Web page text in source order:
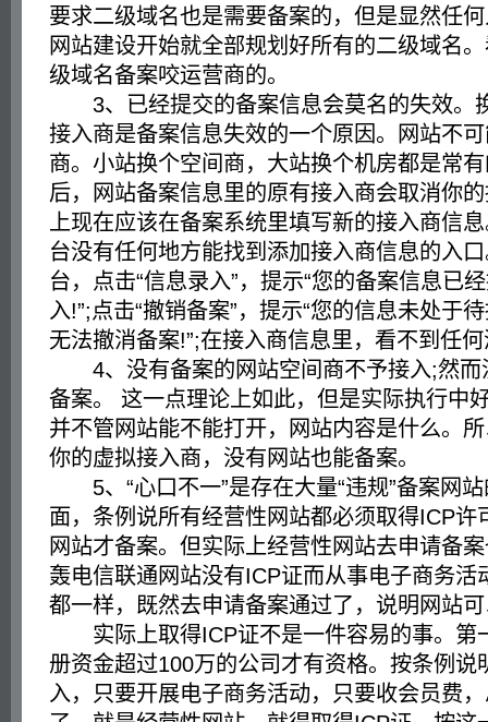
要求二级域名也是需要备案的，但是显然任
网站建设开始就全部规划好所有的二级域名
级域名备案咬运营商的。
3、已经提交的备案信息会莫名的失效。
接入商是备案信息失效的一个原因。网站不
商。小站换个空间商，大站换个机房都是常
后，网站备案信息里的原有接入商会取消你
上现在应该在备案系统里填写新的接入商信
台没有任何地方能找到添加接入商信息的入
台，点击“信息录入”，提示“您的备案信息已
入!”;点击“撤销备案”，提示“您的信息未处于
无法撤消备案!”;在接入商信息里，看不到任
4、没有备案的网站空间商不予接入;然而
备案。 这一点理论上如此，但是实际执行中
并不管网站能不能打开，网站内容是什么。
你的虚拟接入商，没有网站也能备案。
5、“心口不一”是存在大量“违规”备案网站
面，条例说所有经营性网站都必须取得ICP许
网站才备案。但实际上经营性网站去申请备
轰电信联通网站没有ICP证而从事电子商务活
都一样，既然去申请备案通过了，说明网站
实际上取得ICP证不是一件容易的事。第
册资金超过100万的公司才有资格。按条例说
入，只要开展电子商务活动，只要收会员费